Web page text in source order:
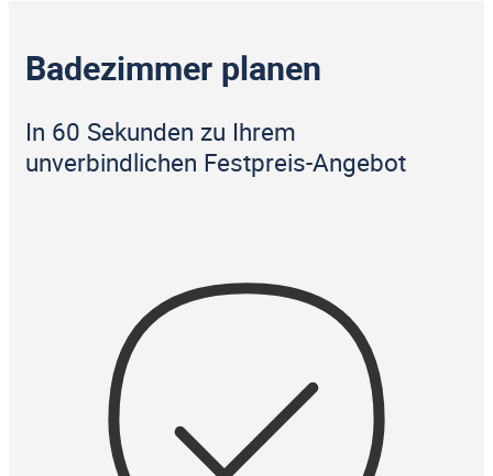
Badezimmer planen
In 60 Sekunden zu Ihrem
unverbindlichen Festpreis-Angebot